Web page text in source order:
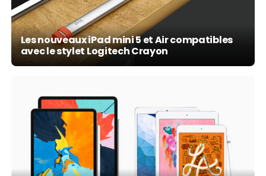
Les nouveaux iPad mini 5 et Air compatibles
avec le stylet Logitech Crayon